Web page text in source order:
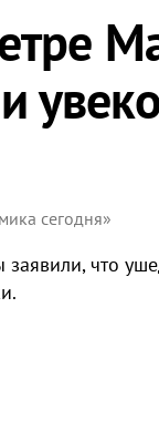
сегодня»
заявили, что